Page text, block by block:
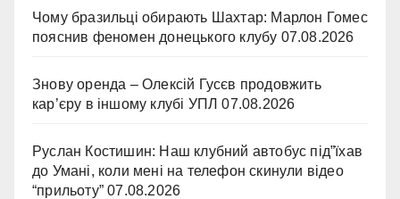
Чому бразильці обирають Шахтар: Марлон Гомес
пояснив феномен донецького клубу 07.08.2026
Знову оренда – Олексій Гусєв продовжить
кар’єру в іншому клубі УПЛ 07.08.2026
Руслан Костишин: Наш клубний автобус під”їхав
до Умані, коли мені на телефон скинули відео
“прильоту” 07.08.2026